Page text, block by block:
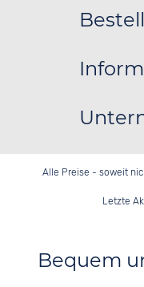
Alle Preise - soweit
Letzte
Bequem